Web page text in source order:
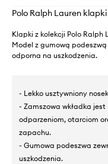
Polo Ralph Lauren
Klapki z kolekcji Polo Ralph
Model z gumową
odporna na uszkodzenia.
- Lekko usztywniony
- Zamszowa wkładka
odparzeniom, otarciom
zapachu.
- Gumowa podeszwa
uszkodzenia.